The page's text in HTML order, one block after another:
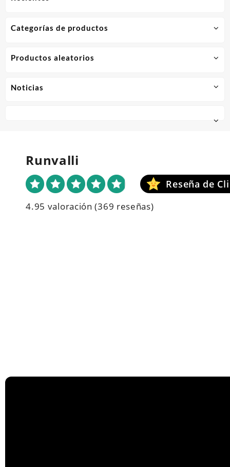
Categorías de productos
Productos aleatorios
Noticias
Runvalli
4.95 valoración (369 reseñas)